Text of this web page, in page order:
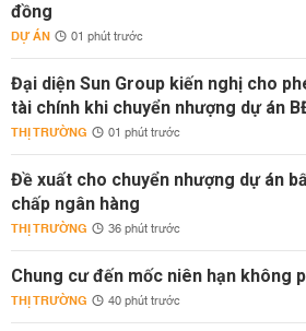
đồng
DỰ ÁN 01 phút trước
Đại diện Sun Group kiến nghị cho
tài chính khi chuyển nhượng dự án
THỊ TRƯỜNG 01 phút trước
Đề xuất cho chuyển nhượng dự án
chấp ngân hàng
THỊ TRƯỜNG 36 phút trước
Chung cư đến mốc niên hạn không
THỊ TRƯỜNG 40 phút trước